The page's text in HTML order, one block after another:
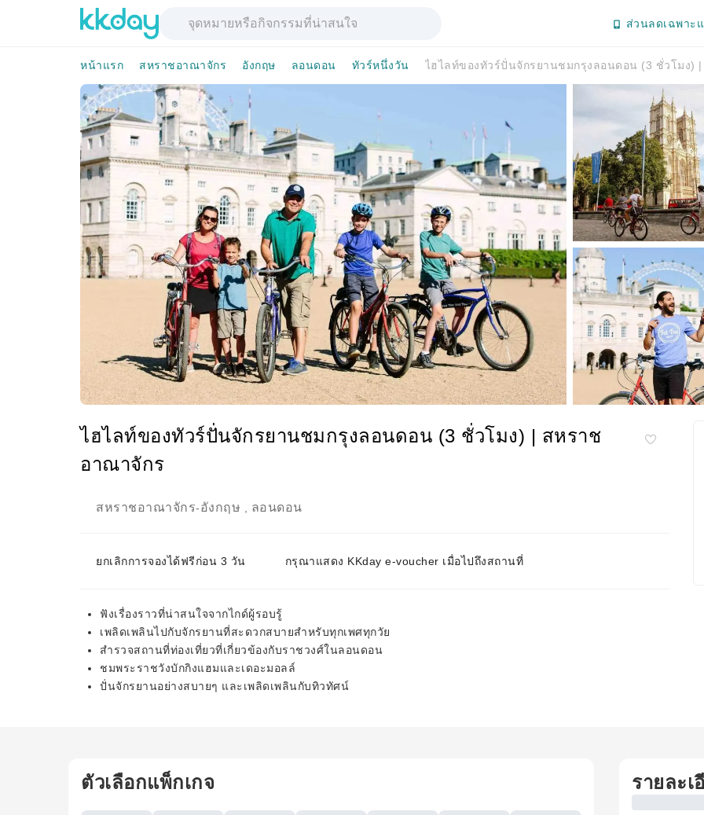
ส่วนลดเฉพาะ
หน้าแรก สหราชอาณาจักร อังกฤษ ลอนดอน ทัวร์หนึ่งวัน ไฮไลท์ของทัวร์ปั่นจักรยานชมกรุงลอนดอน (3 ชั่วโมง)
ไฮไลท์ของทัวร์ปั่นจักรยานชมกรุงลอนดอน (3 ชั่วโมง) | สหราช
อาณาจักร
สหราชอาณาจักร-อังกฤษ ลอนดอน
ยกเลิกการจองได้ฟรีก่อน 3 วัน กรุณาแสดง KKday e-voucher เมื่อไปถึงสถานที่
ฟังเรื่องราวที่น่าสนใจจากไกด์ผู้รอบรู้
เพลิดเพลินไปกับจักรยานที่สะดวกสบายสำหรับทุกเพศทุกวัย
สำรวจสถานที่ท่องเที่ยวที่เกี่ยวข้องกับราชวงศ์ในลอนดอน
ชมพระราชวังบักกิงแฮมและเดอะมอลล์
ปั่นจักรยานอย่างสบายๆ และเพลิดเพลินกับทิวทัศน์
ตัวเลือกแพ็กเกจ รายละเ